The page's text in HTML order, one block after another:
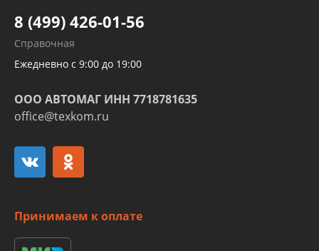
Развертка пайка медных стальных
алюминиевых трубок и штуцеров
8 (499) 426-01-56
Справочная
Ежедневно с 9:00 до 19:00
ООО АВТОМАГ ИНН 7718781635
office@texkom.ru
Принимаем к оплате